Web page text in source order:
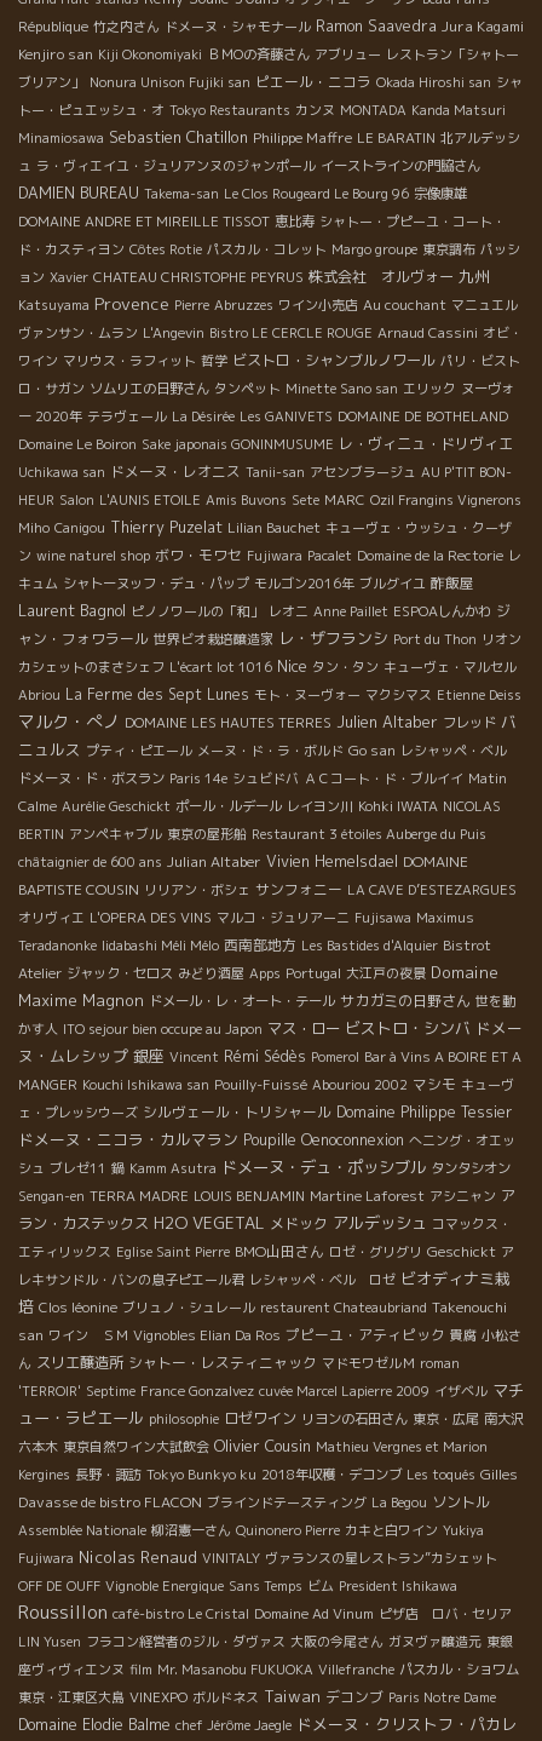
République 竹之内さん ドメーヌ・シャモナール Ramon Saavedra Jura Kagami
Kenjiro san Kiji Okonomiyaki ＢＭОの斉藤さん アブリュー レストラン「シャトー
ブリアン」
Nonura Unison Fujiki san ピエール・ニコラ Okada Hiroshi san シャ
トー・ピュエッシュ・オ Tokyo Restaurants カンヌ MONTADA Kanda Matsuri
Minamiosawa Sebastien Chatillon Philippe Maffre LE BARATIN 北アルデッシ
ュ ラ・ヴィエイユ・ジュリアンヌのジャンポール イーストラインの門脇さん
DAMIEN BUREAU Takema-san Le Clos Rougeard Le Bourg 96 宗像康雄
DOMAINE ANDRE ET MIREILLE TISSOT 恵比寿 シャトー・プピーユ・コート・
ド・カスティヨン Côtes Rotie パスカル・コレット Margo groupe 東京調布 パッシ
ョン Xavier CHATEAU CHRISTOPHE PEYRUS 株式会社 オルヴォー 九州
Katsuyama Provence Pierre Abruzzes ワイン小売店 Au couchant マニュエル
ヴァンサン・ムラン L'Angevin Bistro LE CERCLE ROUGE Arnaud Cassini オビ・
ワイン マリウス・ラフィット 哲学 ビストロ・シャンブルノワール パリ・ビスト
ロ・サガン ソムリエの日野さん タンペット Minette Sano san エリック ヌーヴォ
ー 2020年 テラヴェール La Désirée Les GANIVETS DOMAINE DE BOTHELAND
Domaine Le Boiron Sake japonais GONINMUSUME レ・ヴィニュ・ドリヴィエ
Uchikawa san ドメーヌ・レオニス Tanii-san アセンブラージュ AU P'TIT BON-
HEUR Salon L'AUNIS ETOILE Amis Buvons Sete MARC Ozil Frangins Vignerons
Miho Canigou Thierry Puzelat Lilian Bauchet キューヴェ・ウッシュ・クーザ
ン wine naturel shop ボワ・モワセ Fujiwara Pacalet Domaine de la Rectorie レ
キュム シャトーヌッフ・デュ・パップ モルゴン2016年 ブルグイユ 酢飯屋
Laurent Bagnol ピノノワールの「和」 レオニ Anne Paillet ESPOAしんかわ ジ
ャン・フォワラール 世界ビオ栽培醸造家 レ・ザフランシ Port du Thon リオン
カシェットのまさシェフ L'écart lot 1016 Nice タン・タン キューヴェ・マルセル
Abriou La Ferme des Sept Lunes モト・ヌーヴォー マクシマス Etienne Deiss
マルク・ぺノ DOMAINE LES HAUTES TERRES Julien Altaber フレッド バ
ニュルス プティ・ピエール メーヌ・ド・ラ・ボルド Go san レシャッペ・ベル
ドメーヌ・ド・ボスラン Paris 14e シュビドバ ＡＣコート・ド・ブルイイ Matin
Calme Aurélie Geschickt ポール・ルデール レイヨン川 Kohki IWATA NICOLAS
BERTIN アンペキャブル 東京の屋形船 Restaurant 3 étoiles Auberge du Puis
châtaignier de 600 ans Julian Altaber Vivien Hemelsdael DOMAINE
BAPTISTE COUSIN リリアン・ボシェ サンフォニー LA CAVE D’ESTEZARGUES
オリヴィエ L'OPERA DES VINS マルコ・ジュリアーニ Fujisawa Maximus
Teradanonke Iidabashi Méli Mélo 西南部地方 Les Bastides d'Alquier Bistrot
Atelier ジャック・セロス みどり酒屋 Apps Portugal 大江戸の夜景 Domaine
Maxime Magnon ドメール・レ・オート・テール サカガミの日野さん 世を動
かす人 ITO sejour bien occupe au Japon マス・ロー ビストロ・シンバ ドメー
ヌ・ムレシップ 銀座 Vincent Rémi Sédès Pomerol Bar à Vins A BOIRE ET A
MANGER Kouchi Ishikawa san Pouilly-Fuissé Abouriou 2002 マシモ キューヴ
ェ・プレッシウーズ シルヴェール・トリシャール Domaine Philippe Tessier
ドメーヌ・ニコラ・カルマラン Poupille Oenoconnexion へニング・オエッ
シュ ブレゼ11 鍋 Kamm Asutra ドメーヌ・デュ・ポッシブル タンタシオン
Sengan-en TERRA MADRE LOUIS BENJAMIN Martine Laforest アシニャン ア
ラン・カステックス H2O VEGETAL メドック アルデッシュ コマックス・
エティリックス Eglise Saint Pierre BMO山田さん ロゼ・グリグリ Geschickt ア
レキサンドル・バンの息子ピエール君 レシャッペ・ベル ロゼ ビオディナミ栽
培 Clos léonine ブリュノ・シュレール restaurent Chateaubriand Takenouchi
san ワイン ＳＭ Vignobles Elian Da Ros プピーユ・アティピック 貴腐 小松さ
ん スリエ醸造所 シャトー・レスティニャック マドモワゼルＭ roman
'TERROIR' Septime France Gonzalvez cuvée Marcel Lapierre 2009 イザベル マチ
ュー・ラピエール philosophie ロゼワイン リヨンの石田さん 東京・広尾 南大沢
六本木 東京自然ワイン大試飲会 Olivier Cousin Mathieu Vergnes et Marion
Kergines 長野・諏訪 Tokyo Bunkyo ku 2018年収穫・デコンブ Les toqués Gilles
Davasse de bistro FLACON ブラインドテースティング La Begou ソントル
Assemblée Nationale 柳沼憲一さん Quinonero Pierre カキと白ワイン Yukiya
Fujiwara Nicolas Renaud VINITALY ヴァランスの星レストラン”カシェット
OFF DE OUFF Vignoble Energique Sans Temps ビム President Ishikawa
Roussillon café-bistro Le Cristal Domaine Ad Vinum ピザ店 ロバ・セリア
LIN Yusen フラコン経営者のジル・ダヴァス 大阪の今尾さん ガヌヴァ醸造元 東銀
座ヴィヴィエンヌ film Mr. Masanobu FUKUOKA Villefranche パスカル・ショワム
東京・江東区大島 VINEXPO ボルドネス Taiwan デコンブ Paris Notre Dame
Domaine Elodie Balme chef Jérôme Jaegle ドメーヌ・クリストフ・パカレ